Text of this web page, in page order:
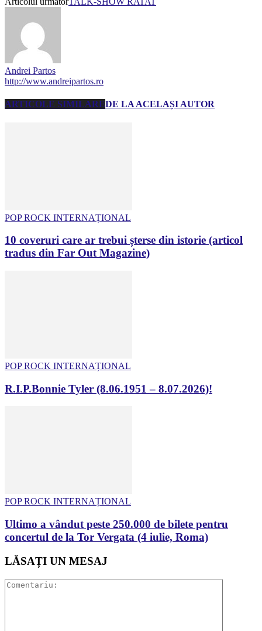
Andrei Partos
http://www.andreipartos.ro
ARTICOLE SIMILAREDE LA ACELAȘI AUTOR
POP ROCK INTERNAȚIONAL
10 coveruri care ar trebui șterse din istorie (articol
tradus din Far Out Magazine)
POP ROCK INTERNAȚIONAL
R.I.P.Bonnie Tyler (8.06.1951 – 8.07.2026)!
POP ROCK INTERNAȚIONAL
Ultimo a vândut peste 250.000 de bilete pentru
concertul de la Tor Vergata (4 iulie, Roma)
LĂSAȚI UN MESAJ